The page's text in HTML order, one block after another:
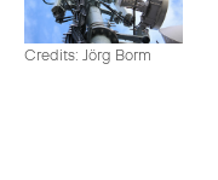
Credits: Jörg Borm